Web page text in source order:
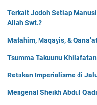
Terkait Jodoh Setiap
Allah Swt.?
Mafahim, Maqayis, & Qana’at
Tsumma Takuunu
Retakan Imperialisme di
Mengenal Sheikh Abdul